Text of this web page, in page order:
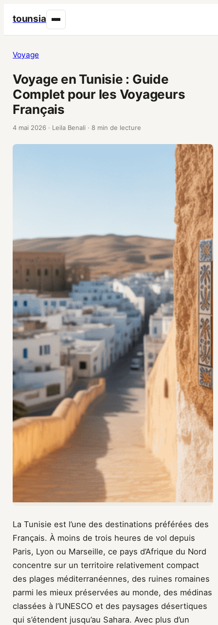
tounsia
Voyage
Voyage en Tunisie : Guide
Complet pour les Voyageurs
Français
4 mai 2026 · Leila Benali · 8 min de lecture
La Tunisie est l’une des destinations préférées des
Français. À moins de trois heures de vol depuis
Paris, Lyon ou Marseille, ce pays d’Afrique du Nord
concentre sur un territoire relativement compact
des plages méditerranéennes, des ruines romaines
parmi les mieux préservées au monde, des médinas
classées à l’UNESCO et des paysages désertiques
qui s’étendent jusqu’au Sahara. Avec plus d’un